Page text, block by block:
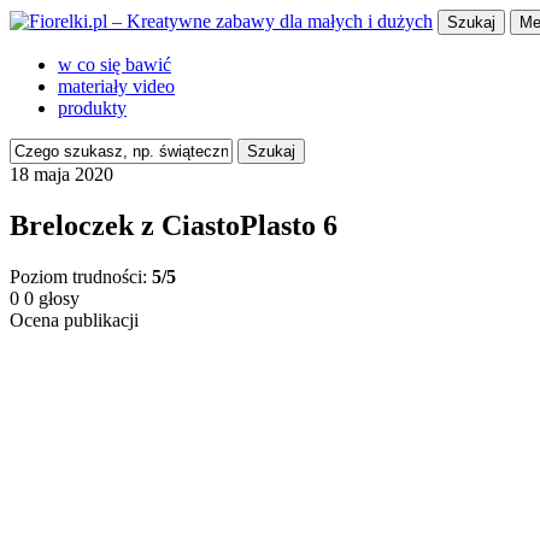
Szukaj
w co się bawić
materiały video
produkty
Szukaj
18 maja 2020
Breloczek z CiastoPlasto 6
Poziom trudności: 5/5
0 0 głosy
Ocena publikacji